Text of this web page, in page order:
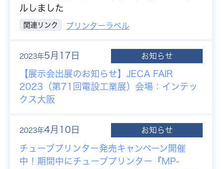
ルしました
関連リンク プリンターラベル
2023年5月17日 お知らせ
【展示会出展のお知らせ】JECA FAIR
2023（第71回電設工業展）会場：インテッ
クス大阪
2023年4月10日 お知らせ
チューブプリンター発売キャンペーン開催
中！期間中にチューブプリンター『MP-